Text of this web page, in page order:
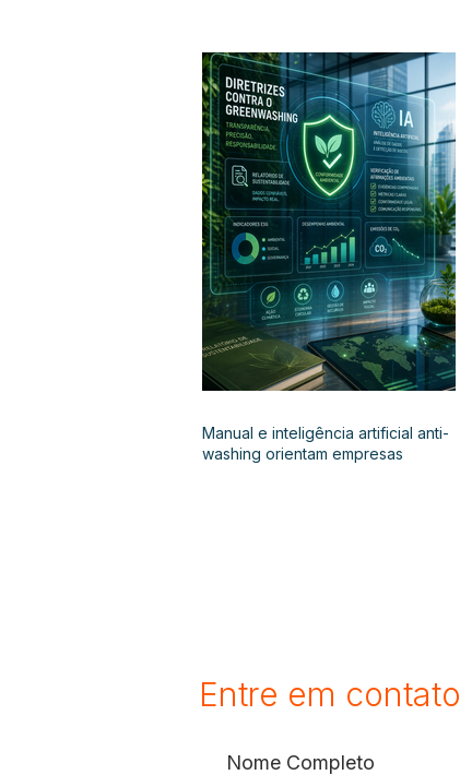
Manual e inteligência artificial anti-
washing orientam empresas
Entre em contato